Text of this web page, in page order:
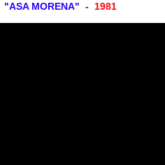
"ASA MORENA" - 1981